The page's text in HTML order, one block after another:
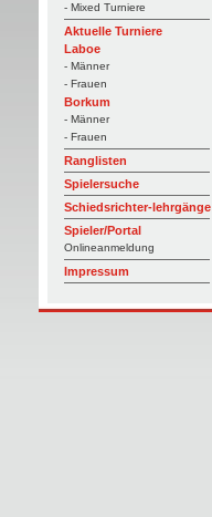
- Mixed Turniere
Aktuelle Turniere
Laboe
- Männer
- Frauen
Borkum
- Männer
- Frauen
Ranglisten
Spielersuche
Schiedsrichter-lehrgänge
Spieler/Portal
Onlineanmeldung
Impressum